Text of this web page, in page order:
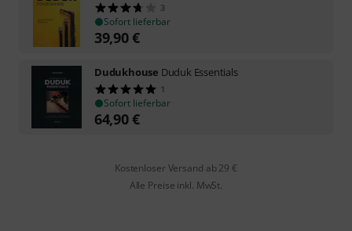
3
Sofort lieferbar
39,90€
Dudukhouse Duduk Essentials
1
Sofort lieferbar
64,90€
Kostenloser Versand ab 29 €
Alle Preise inkl. MwSt.